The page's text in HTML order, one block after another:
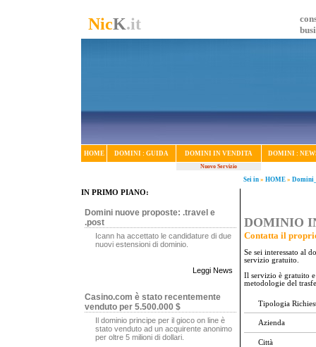
NicK.it
HOME DOMINI : GUIDA DOMINI IN VENDITA DOMINI :
Nuovo Servizio
Sei in » HOME »
IN PRIMO PIANO:
Domini nuove proposte: .travel e
.post
Icann ha accettato le candidature di due
nuovi estensioni di dominio.
Leggi News
Casino.com è stato recentemente
venduto per 5.500.000 $
Il dominio principe per il gioco on line è
stato venduto ad un acquirente anonimo
per oltre 5 milioni di dollari.
DOMINIO
Contatta il
Se sei interessato al
servizio gratuito.
Il servizio è gratuito
metodologie del
Tipologia
Azienda
Città